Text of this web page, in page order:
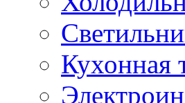
Кухонная